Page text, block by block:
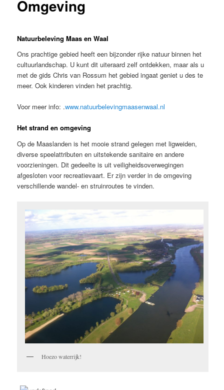
Omgeving
Natuurbeleving Maas en Waal
Ons prachtige gebied heeft een bijzonder rijke natuur binnen het
cultuurlandschap. U kunt dit uiteraard zelf ontdekken, maar als u
met de gids Chris van Rossum het gebied ingaat geniet u des te
meer. Ook kinderen vinden het prachtig.
Voor meer info: .www.natuurbelevingmaasenwaal.nl
Het strand en omgeving
Op de Maaslanden is het mooie strand gelegen met ligweiden,
diverse speelattributen en uitstekende sanitaire en andere
voorzieningen. Dit gedeelte is uit veiligheidsoverwegingen
afgesloten voor recreatievaart. Er zijn verder in de omgeving
verschillende wandel- en struinroutes te vinden.
Hoezo waterrijk!